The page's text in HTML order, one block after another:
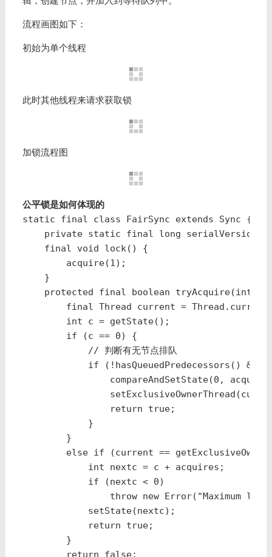
流程画图如下：
初始为单个线程
此时其他线程来请求获取锁
加锁流程图
公平锁是如何体现的
static final class FairSync extends Sync {
private static final long
    final void lock() {
        acquire(1);
    }
protected final boolean tryAcquire(int
final Thread current =
        int c = getState();
        if (c == 0) {
            // 判断有无节点排队
            if (!hasQueuedPredecessors() &&
compareAndSetState(0,
                return true;
            }
        }
else if (current ==
            int nextc = c + acquires;
            if (nextc < 0)
throw new Error("Maximum
            setState(nextc);
            return true;
        }
        return false;